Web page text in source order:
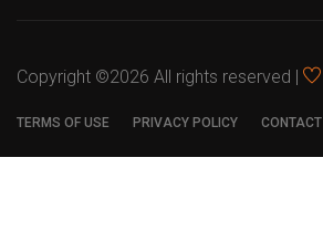
Copyright ©2026 All rights reserved |
TERMS OF USE PRIVACY POLICY CONTACT